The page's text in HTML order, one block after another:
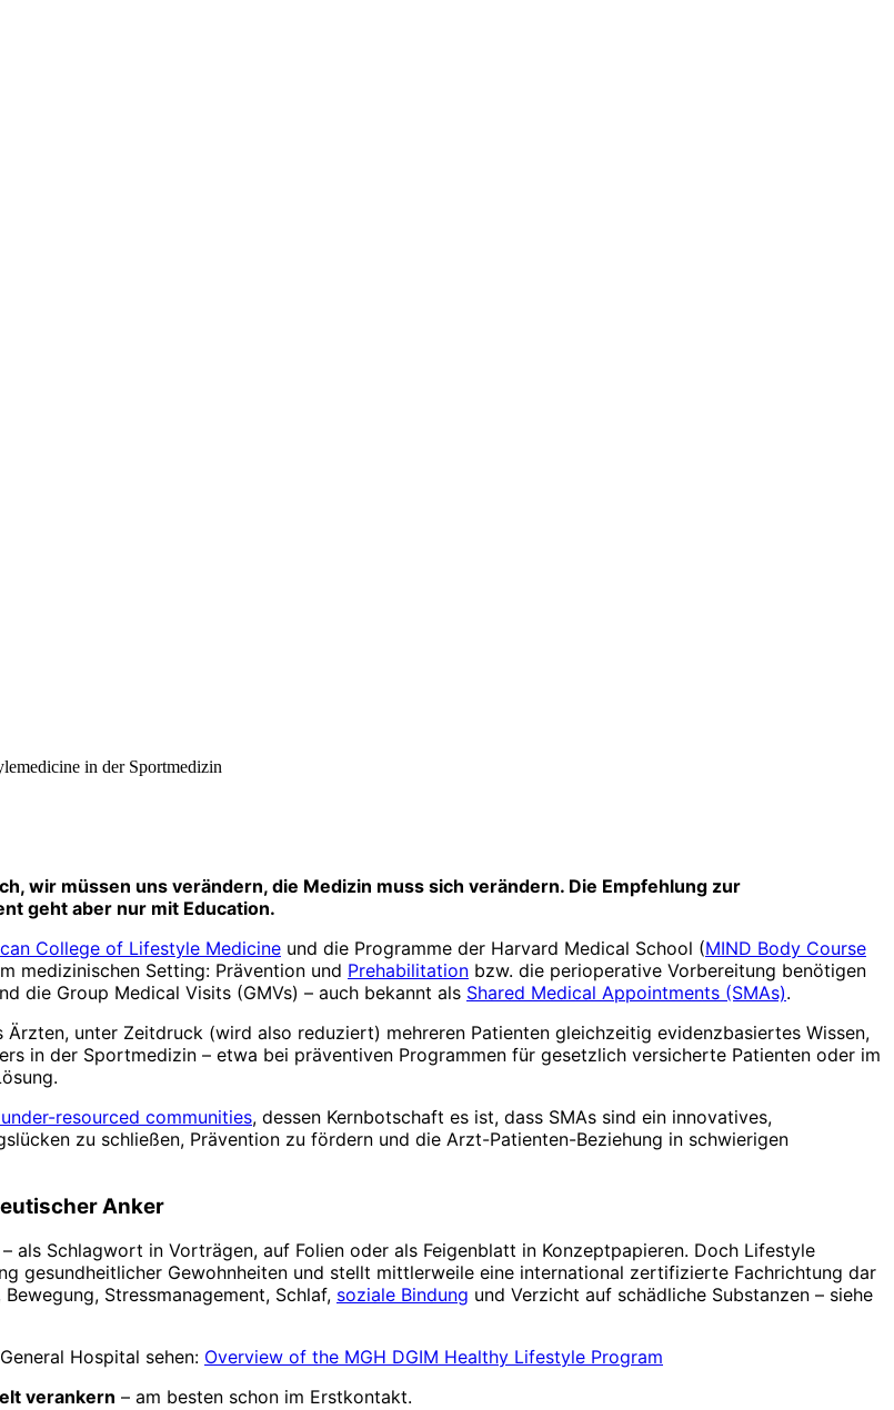
in der Sportmedizin
wir müssen uns verändern, die Medizin muss sich verändern. Die Empfehlung zur
geht aber nur mit Education.
College of Lifestyle Medicine und die Programme der Harvard Medical School (MIND Body Course
medizinischen Setting: Prävention und Prehabilitation bzw. die perioperative Vorbereitung benötigen
die Group Medical Visits (GMVs) – auch bekannt als Shared Medical Appointments (SMAs).
unter Zeitdruck (wird also reduziert) mehreren Patienten gleichzeitig evidenzbasiertes Wissen,
in der Sportmedizin – etwa bei präventiven Programmen für gesetzlich versicherte Patienten oder im
resourced communities, dessen Kernbotschaft es ist, dass SMAs sind ein innovatives,
zu schließen, Prävention zu fördern und die Arzt-Patienten-Beziehung in schwierigen
Anker
Schlagwort in Vorträgen, auf Folien oder als Feigenblatt in Konzeptpapieren. Doch Lifestyle
gesundheitlicher Gewohnheiten und stellt mittlerweile eine international zertifizierte Fachrichtung dar
Stressmanagement, Schlaf, soziale Bindung und Verzicht auf schädliche Substanzen – siehe
Hospital sehen: Overview of the MGH DGIM Healthy Lifestyle Program
verankern – am besten schon im Erstkontakt.